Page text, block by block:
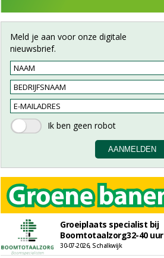
Meld je aan voor onze digitale
nieuwsbrief.
Groeiplaats specialist bij
Boomtotaalzorg32-40 uur
30-07-2026, Schalkwijk